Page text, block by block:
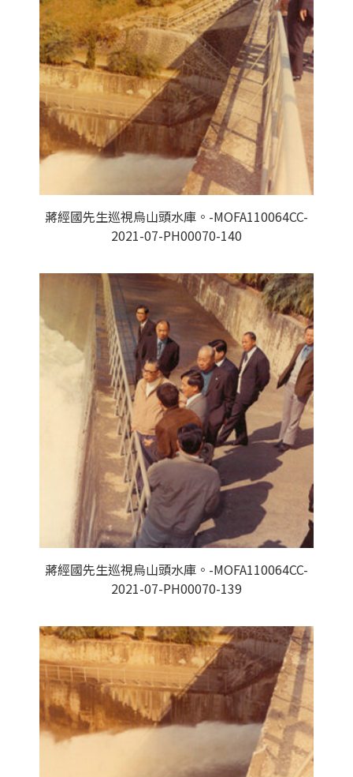
蔣經國先生巡視烏山頭水庫。-MOFA110064CC-
2021-07-PH00070-140
蔣經國先生巡視烏山頭水庫。-MOFA110064CC-
2021-07-PH00070-139